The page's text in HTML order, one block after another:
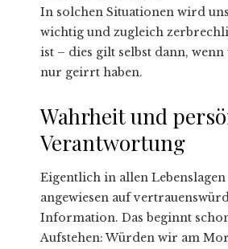
In solchen Situationen wird
wichtig und zugleich
ist – dies gilt selbst dann,
nur geirrt haben.
Wahrheit und
Verantwortung
Eigentlich in allen
angewiesen auf
Information. Das beginnt
Aufstehen: Würden wir am